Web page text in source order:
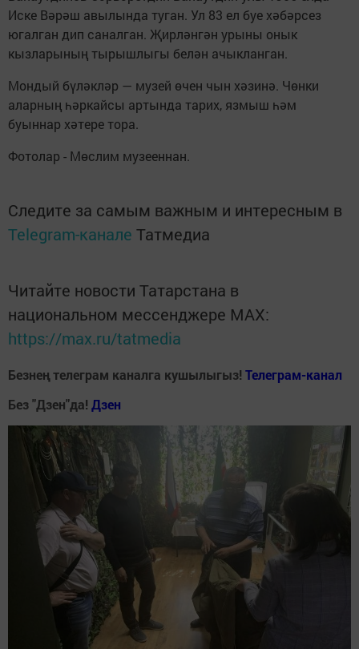
Иске Вәрәш авылында туган. Ул 83 ел буе хәбәрсез
югалган дип саналган. Җирләнгән урыны онык
кызларының тырышлыгы белән ачыкланган.
Мондый бүләкләр — музей өчен чын хәзинә. Чөнки
аларның һәркайсы артында тарих, язмыш һәм
буыннар хәтере тора.
Фотолар - Мөслим музееннан.
Следите за самым важным и интересным в
Telegram-канале Татмедиа
Читайте новости Татарстана в
национальном мессенджере MАХ:
https://max.ru/tatmedia
Безнең телеграм каналга кушылыгыз! Телеграм-канал
Без "Дзен"да! Дзен